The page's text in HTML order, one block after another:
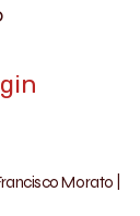
Morato |